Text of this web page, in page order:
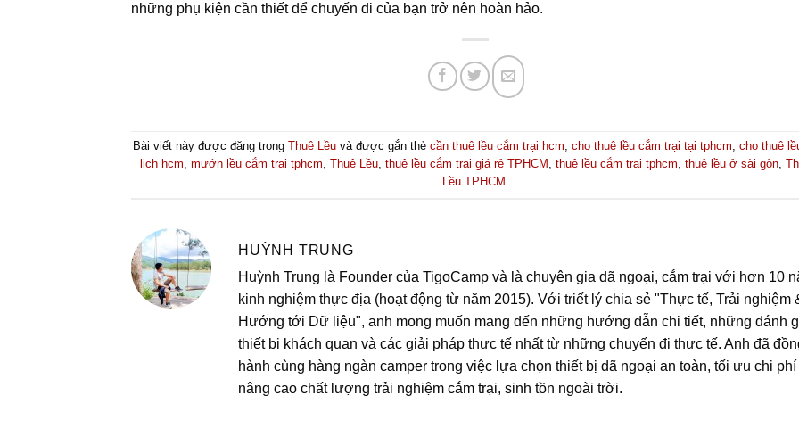
những phụ kiện cần thiết để chuyến đi của bạn trở nên hoàn hảo.
Bài viết này được đăng trong Thuê Lềuvà được gắn thẻ cần thuê lều cắm trại hcm, cho thuê lều cắm trại tại tphcm, cho thuê
lịch hcm, mướn lều cắm trại tphcm, Thuê Lều, thuê lều cắm trại giá rẻ TPHCM , thuê lều cắm trại tphcm, thuê lều ở sài gòn,
Lều TPHCM .
HUỲNH TRUNG
Huỳnh Trung là Founder của TigoCamp và là chuyên gia dã ngoại, cắm trại với hơn 10
kinh nghiệm thực địa (hoạt động từ năm 2015). Với triết lý chia sẻ "Thực tế, Trải nghiệm
Hướng tới Dữ liệu", anh mong muốn mang đến những hướng dẫn chi tiết, những đánh
thiết bị khách quan và các giải pháp thực tế nhất từ những chuyến đi thực tế. Anh đã
hành cùng hàng ngàn camper trong việc lựa chọn thiết bị dã ngoại an toàn, tối ưu chi phí
nâng cao chất lượng trải nghiệm cắm trại, sinh tồn ngoài trời.